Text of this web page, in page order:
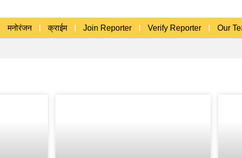
मनोरंजन क्राईम Join Reporter Verify Reporter Our